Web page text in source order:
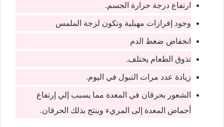
ارتفاع درجة حرارة الجسم.
وجود إفرازات مهبلية وتكون لزجة الملمس
انخفاض ضغط الدم
تذوق الطعام يختلف.
زيادة عدد مرات التبول في اليوم.
الشعور بحرقان في المعدة مما يسبب إلي إرتفاع
أحماض المعدة إلى المريء وينتج بذلك الحرقان.